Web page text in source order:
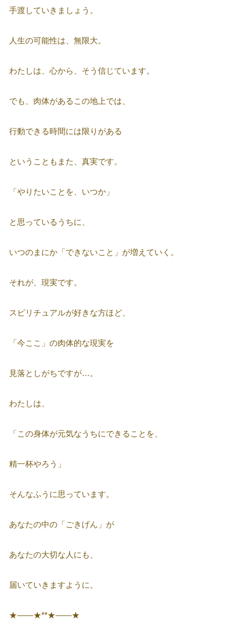
手渡していきましょう。
人生の可能性は、無限大。
わたしは、心から、そう信じています。
でも、肉体があるこの地上では、
行動できる時間には限りがある
ということもまた、真実です。
「やりたいことを、いつか」
と思っているうちに、
いつのまにか「できないこと」が増えていく。
それが、現実です。
スピリチュアルが好きな方ほど、
「今ここ」の肉体的な現実を
見落としがちですが…。
わたしは、
「この身体が元気なうちにできることを、
精一杯やろう」
そんなふうに思っています。
あなたの中の「ごきげん」が
あなたの大切な人にも、
届いていきますように。
★――★**★――★